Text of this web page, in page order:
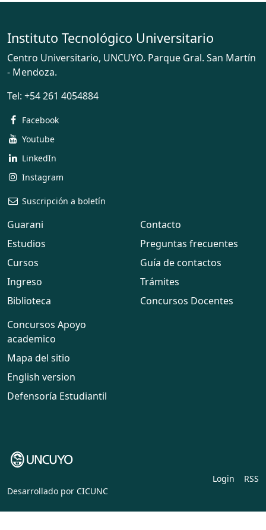
Instituto Tecnológico Universitario
Centro Universitario, UNCUYO. Parque Gral. San Martín
- Mendoza.
Tel: +54 261 4054884
Facebook
Youtube
LinkedIn
Instagram
Suscripción a boletín
Guarani
Estudios
Cursos
Ingreso
Biblioteca
Contacto
Preguntas frecuentes
Guía de contactos
Trámites
Concursos Docentes
Concursos Apoyo
academico
Mapa del sitio
English version
Defensoría Estudiantil
Login
RSS
Desarrollado por CICUNC